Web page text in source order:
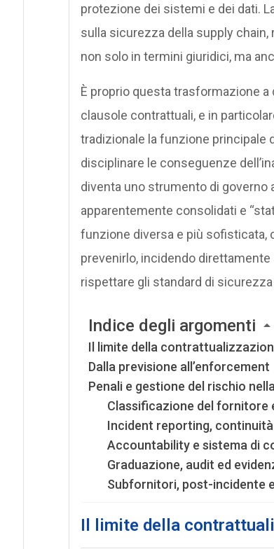
protezione dei sistemi e dei dati.
sulla sicurezza della supply
non solo in termini giuridici, ma
È proprio questa trasformazione
clausole contrattuali, e in
tradizionale la funzione principale
disciplinare le conseguenze
diventa uno strumento di
apparentemente consolidati e
funzione diversa e più sofisticata,
prevenirlo, incidendo
rispettare gli standard di
Indice degli argomenti
Il limite della
Dalla previsione all’enforcement
Penali e gestione del rischio
Classificazione del fornitore
Incident reporting,
Accountability e sistema di
Graduazione, audit ed
Subfornitori, post-incidente
Il limite della